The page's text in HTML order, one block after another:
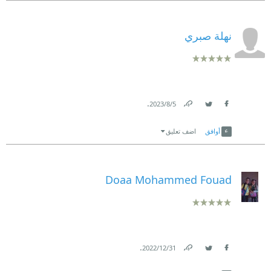
نهلة صبري
5‏/8‏/2023
.
أوافق اضف تعليق
Doaa Mohammed Fouad
31‏/12‏/2022
.